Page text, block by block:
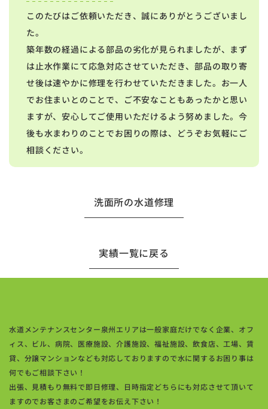
このたびはご依頼いただき、誠にありがとうございまし
た。
築年数の経過による部品の劣化が見られましたが、まず
は止水作業にて応急対応させていただき、部品の取り寄
せ後は速やかに修理を行わせていただきました。お一人
でお住まいとのことで、ご不安なこともあったかと思い
ますが、安心してご使用いただけるよう努めました。今
後も水まわりのことでお困りの際は、どうぞお気軽にご
相談ください。
洗面所の水道修理
実績一覧に戻る
水道メンテナンスセンター泉州エリアは一般家庭だけでなく企業、オフ
ィス、ビル、病院、医療施設、介護施設、福祉施設、飲食店、工場、賃
貸、分譲マンションなども対応しておりますので水に関するお困り事は
何でもご相談下さい！
出張、見積もり無料で即日修理、日時指定どちらにも対応させて頂いて
ますのでお客さまのご希望をお伝え下さい！